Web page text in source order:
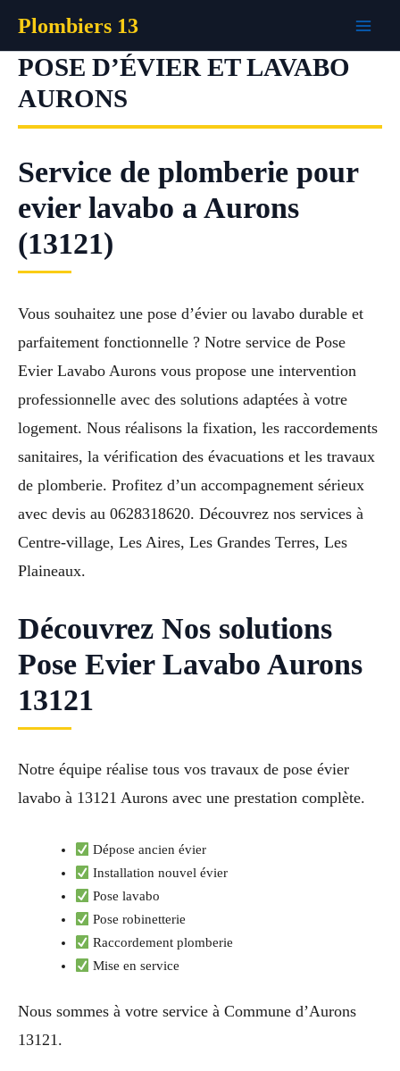
contenu
Plombiers 13
POSE D’ÉVIER ET LAVABO
AURONS
Service de plomberie pour
evier lavabo a Aurons
(13121)
Vous souhaitez une pose d’évier ou lavabo durable et
parfaitement fonctionnelle ? Notre service de Pose
Evier Lavabo Aurons vous propose une intervention
professionnelle avec des solutions adaptées à votre
logement. Nous réalisons la fixation, les raccordements
sanitaires, la vérification des évacuations et les travaux
de plomberie. Profitez d’un accompagnement sérieux
avec devis au 0628318620. Découvrez nos services à
Centre-village, Les Aires, Les Grandes Terres, Les
Plaineaux.
Découvrez Nos solutions
Pose Evier Lavabo Aurons
13121
Notre équipe réalise tous vos travaux de pose évier
lavabo à 13121 Aurons avec une prestation complète.
Dépose ancien évier
Installation nouvel évier
Pose lavabo
Pose robinetterie
Raccordement plomberie
Mise en service
Nous sommes à votre service à Commune d’Aurons
13121.